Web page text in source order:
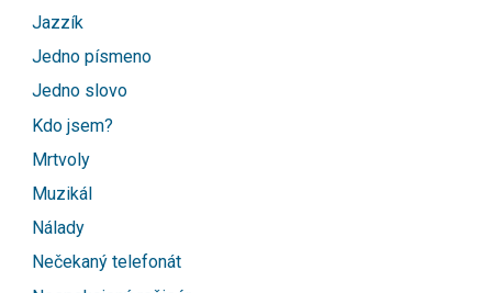
Jazzík
Jedno písmeno
Jedno slovo
Kdo jsem?
Mrtvoly
Muzikál
Nálady
Nečekaný telefonát